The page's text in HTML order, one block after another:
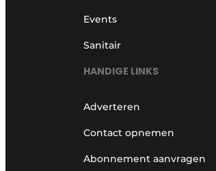
Events
Sanitair
HANDIGE LINKS
Adverteren
Contact opnemen
Abonnement aanvragen